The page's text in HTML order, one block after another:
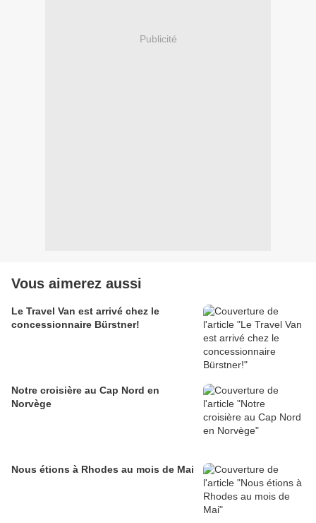
Publicité
Vous aimerez aussi
Le Travel Van est arrivé chez le
concessionnaire Bürstner!
Notre croisière au Cap Nord en
Norvège
Nous étions à Rhodes au mois de Mai